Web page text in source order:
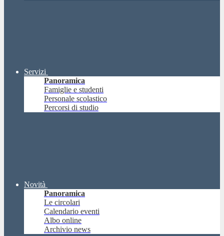
Servizi
Panoramica
Famiglie e studenti
Personale scolastico
Percorsi di studio
Novità
Panoramica
Le circolari
Calendario eventi
Albo online
Archivio news